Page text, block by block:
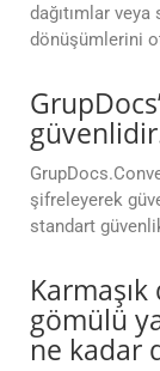
dağıtımlar veya
dönüşümlerini
şifreleyerek
standart
gömülü
ne kadar